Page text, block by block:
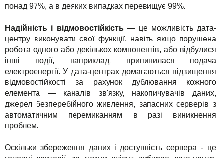
понад 97%, а в деяких випадках перевищує 99%.
Надійність і відмовостійкість— це можливість дата-
центру виконувати свої функції, навіть якщо порушена
робота одного або декількох компонентів, або відбулися
інші події, наприклад, припинилася подача
електроенергії. У дата-центрах домагаються підвищення
відмовостійкості за рахунок дублювання кожного
елемента — каналів зв'язку, накопичувачів даних,
джерел безперебійного живлення, запасних серверів з
автоматичним перемиканням в разі виникнення
проблем.
Оскільки збереження даних і доступність сервера - це